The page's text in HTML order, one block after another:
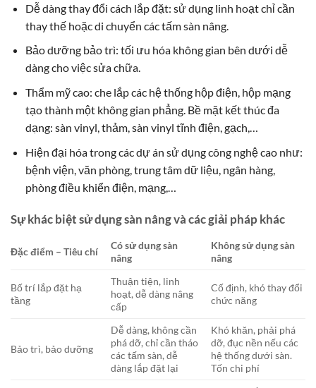
Dễ dàng thay đổi cách lắp đặt: sử dụng linh hoạt chỉ cần
thay thế hoặc di chuyển các tấm sàn nâng.
Bảo dưỡng bảo trì: tối ưu hóa không gian bên dưới dễ
dàng cho việc sửa chữa.
Thẩm mỹ cao: che lắp các hệ thống hộp điện, hộp mạng
tạo thành một không gian phẳng. Bề mặt kết thúc đa
dạng: sàn vinyl, thảm, sàn vinyl tĩnh điện, gạch,…
Hiện đại hóa trong các dự án sử dụng công nghệ cao như:
bệnh viện, văn phòng, trung tâm dữ liệu, ngân hàng,
phòng điều khiển điện, mạng,…
Sự khác biệt sử dụng sàn nâng và các giải pháp khác
Đặc điểm – Tiêu chí
Có sử dụng sàn
nâng
Không sử dụng sàn
nâng
Bố trí lắp đặt hạ
tầng
Thuận tiện, linh
hoạt, dễ dàng nâng
cấp
Cố định, khó thay đổi
chức năng
Bảo trì, bảo dưỡng
Dễ dàng, không cần
phá dỡ, chỉ cần tháo
các tấm sàn, dễ
dàng lắp đặt lại
Khó khăn, phải phá
dỡ, đục nền nếu các
hệ thống dưới sàn.
Tốn chi phí